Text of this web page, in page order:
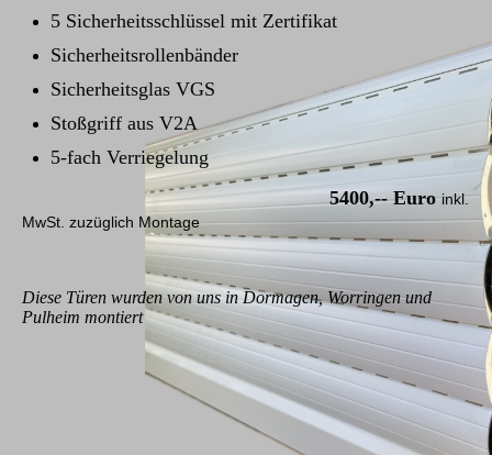
5 Sicherheitsschlüssel mit Zertifikat
Sicherheitsrollenbänder
Sicherheitsglas VGS
Stoßgriff aus V2A
5-fach Verriegelung
5400,-- Euro inkl.
MwSt. zuzüglich Montage
Diese Türen wurden von uns in Dormagen, Worringen und
Pulheim montiert